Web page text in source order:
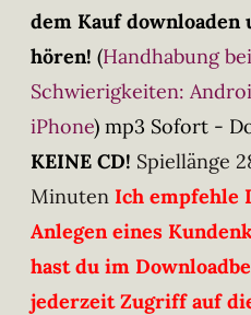
dem Kauf downloaden
hören! (Handhabung bei
Schwierigkeiten:
iPhone) mp3 Sofort -
KEINE CD! Spiellänge
Minuten Ich empfehle
Anlegen eines
hast du im
jederzeit Zugriff auf